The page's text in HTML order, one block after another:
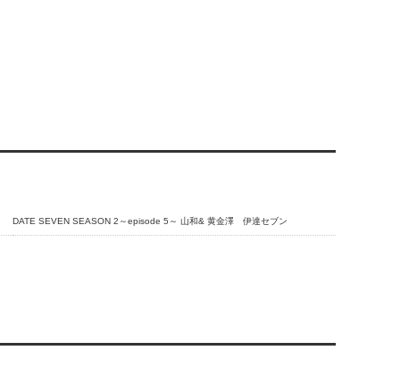
DATE SEVEN SEASON 2～episode 5～ 山和& 黄金澤 伊達セブン